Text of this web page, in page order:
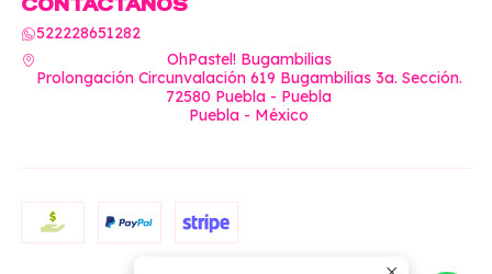
CONTÁCTANOS
522228651282
OhPastel! Bugambilias
Prolongación Circunvalación 619 Bugambilias 3a. Sección.
72580 Puebla - Puebla
Puebla - México